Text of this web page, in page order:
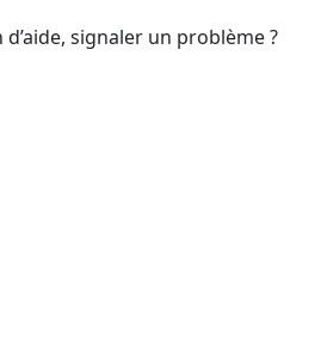
d’aide, signaler un problème ?